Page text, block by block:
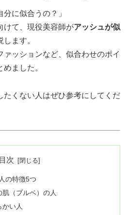
分に似合うの？」
けて、現役美容師がアッシュが似
します。
ァッションなど、似合わせのポイ
ました。
たくない人はぜひ参考にしてくだ
目次
の特徴5つ
（ブルベ）の人
い人